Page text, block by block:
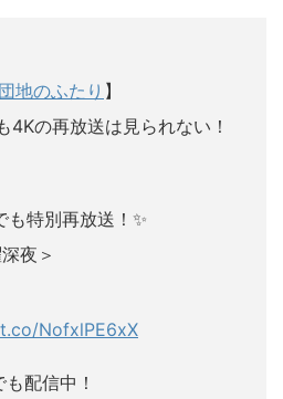
地のふたり 】
4Kの再放送は見られない！
特別再放送！✨
夜＞
NofxlPE6xX
配信中！